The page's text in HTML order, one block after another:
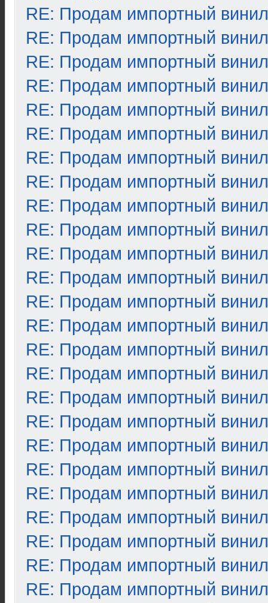
RE: Продам импортный винил
RE: Продам импортный винил
RE: Продам импортный винил
RE: Продам импортный винил
RE: Продам импортный винил
RE: Продам импортный винил
RE: Продам импортный винил
RE: Продам импортный винил
RE: Продам импортный винил
RE: Продам импортный винил
RE: Продам импортный винил
RE: Продам импортный винил
RE: Продам импортный винил
RE: Продам импортный винил
RE: Продам импортный винил
RE: Продам импортный винил
RE: Продам импортный винил
RE: Продам импортный винил
RE: Продам импортный винил
RE: Продам импортный винил
RE: Продам импортный винил
RE: Продам импортный винил
RE: Продам импортный винил
RE: Продам импортный винил
RE: Продам импортный винил